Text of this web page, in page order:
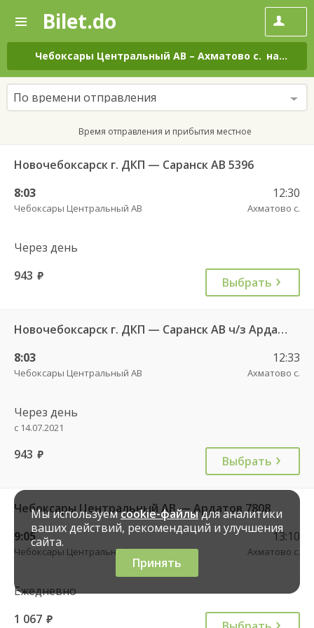
—
Поиск
и
покупка
билетов
на
автобус
онлайн
Bilet.do
Чебоксары Центральный АВ – Ахматово с. на все дни
По времени отправления
Время отправления и прибытия местное
Новочебоксарск г. ДКП — Саранск АВ 5396
8:03
Чебоксары Центральный АВ
12:30
Ахматово с.
Через день
943 руб. Выбрать
Новочебоксарск г. ДКП — Саранск АВ ч/з Ардатов 2190
8:03
Чебоксары Центральный АВ
12:33
Ахматово с.
Через день
с 14.07.2021
943 руб. Выбрать
Чебоксары Центральный АВ — Ардатов 7808
9:05
Чебоксары Центральный АВ
13:10
Ахматово с.
Ежедневно
1 067 руб.
Мы используемcookie-файлыдля аналитики
ваших действий, рекомендаций и улучшения
сайта.
Принять